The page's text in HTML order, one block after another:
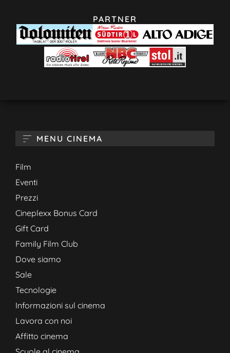
PARTNER
MENU CINEMA
Film
Eventi
Prezzi
Cineplexx Bonus Card
Gift Card
Family Film Club
Dove siamo
Sale
Tecnologie
Informazioni sul cinema
Lavora con noi
Affitto cinema